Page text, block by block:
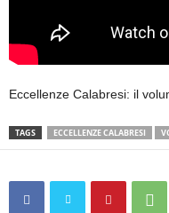
Eccellenze Calabresi: il
TAGS ECCELLENZE CALABRESI